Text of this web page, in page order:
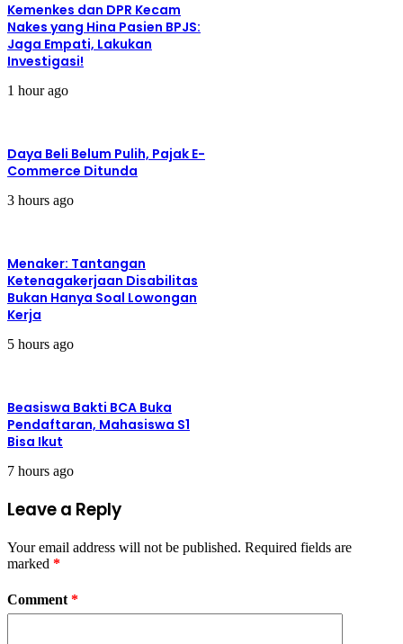
Kemenkes dan DPR Kecam
Nakes yang Hina Pasien BPJS:
Jaga Empati, Lakukan
Investigasi!
1 hour ago
Daya Beli Belum Pulih, Pajak E-
Commerce Ditunda
3 hours ago
Menaker: Tantangan
Ketenagakerjaan Disabilitas
Bukan Hanya Soal Lowongan
Kerja
5 hours ago
Beasiswa Bakti BCA Buka
Pendaftaran, Mahasiswa S1
Bisa Ikut
7 hours ago
Leave a Reply
Your email address will not be published. Required fields are
marked *
Comment *